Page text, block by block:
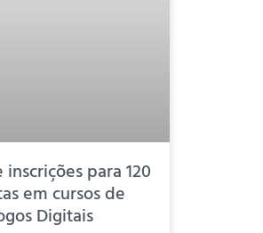
para 120
em cursos de
Digitais